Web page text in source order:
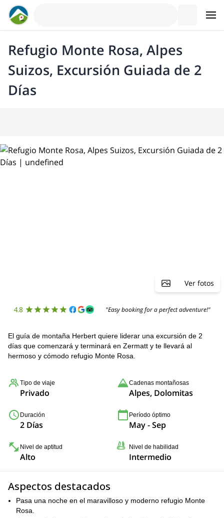
Refugio Monte Rosa, Alpes
Suizos, Excursión Guiada de 2
Días
Ver fotos
4.8 "Easy booking for a perfect adventure!"
El guía de montaña Herbert quiere liderar una excursión de 2
días que comenzará y terminará en Zermatt y te llevará al
hermoso y cómodo refugio Monte Rosa.
Tipo de viaje
Privado
Cadenas montañosas
Alpes, Dolomitas
Duración
2 Días
Período óptimo
May - Sep
Nivel de aptitud
Alto
Nivel de habilidad
Intermedio
Aspectos destacados
Pasa una noche en el maravilloso y moderno refugio Monte
Rosa.